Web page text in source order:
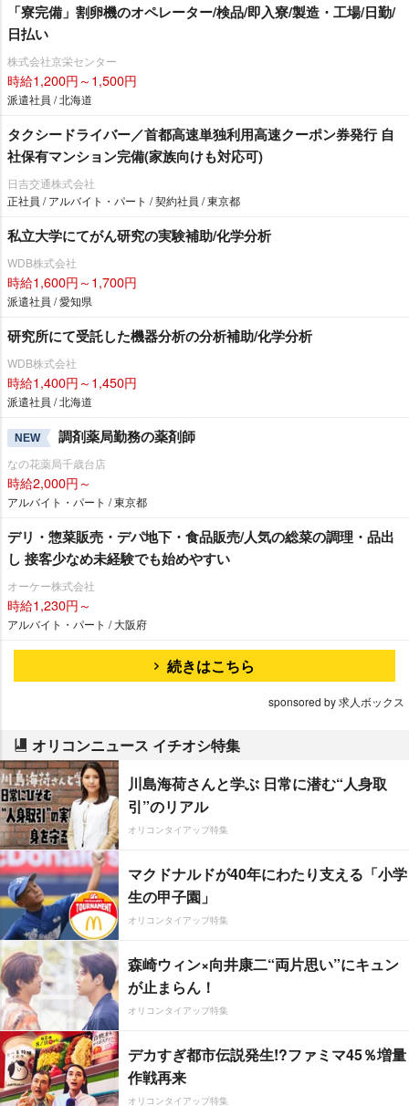
「寮完備」割卵機のオペレーター/検品/即入寮/製造・工場/日勤/
日払い
株式会社京栄センター
時給1,200円～1,500円
派遣社員 / 北海道
タクシードライバー／首都高速単独利用高速クーポン券発行 自
社保有マンション完備(家族向けも対応可)
日吉交通株式会社
正社員 / アルバイト・パート / 契約社員 / 東京都
私立大学にてがん研究の実験補助/化学分析
WDB株式会社
時給1,600円～1,700円
派遣社員 / 愛知県
研究所にて受託した機器分析の分析補助/化学分析
WDB株式会社
時給1,400円～1,450円
派遣社員 / 北海道
NEW 調剤薬局勤務の薬剤師
なの花薬局千歳台店
時給2,000円～
アルバイト・パート / 東京都
デリ・惣菜販売・デパ地下・食品販売/人気の総菜の調理・品出
し 接客少なめ未経験でも始めやすい
オーケー株式会社
時給1,230円～
アルバイト・パート / 大阪府
続きはこちら
sponsored by 求人ボックス
オリコンニュース イチオシ特集
川島海荷さんと学ぶ 日常に潜む“人身取
引”のリアル
オリコンタイアップ特集
マクドナルドが40年にわたり支える「小学
生の甲子園」
オリコンタイアップ特集
森崎ウィン×向井康二“両片思い”にキュン
が止まらん！
オリコンタイアップ特集
デカすぎ都市伝説発生!?ファミマ45％増量
作戦再来
オリコンタイアップ特集